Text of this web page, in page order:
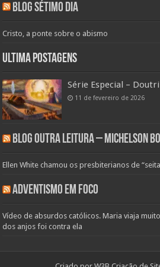
Blog Sétimo Dia
Cristo, a ponte sobre o abismo
Ultima Postagens
Série Especial –
11 de fevereiro de 2026
Blog Outra Leitura – Michelson
Ellen White chamou os presbiterianos de
Adventismo em Foco
Vídeo de absurdos católicos. Maria viaja
dos anjos foi contra ela